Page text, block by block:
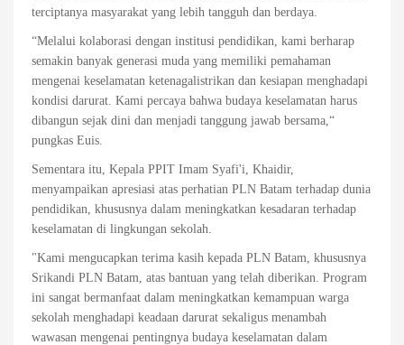
terciptanya masyarakat yang lebih tangguh dan berdaya.
“Melalui kolaborasi dengan institusi pendidikan, kami berharap
semakin banyak generasi muda yang memiliki pemahaman
mengenai keselamatan ketenagalistrikan dan kesiapan menghadapi
kondisi darurat. Kami percaya bahwa budaya keselamatan harus
dibangun sejak dini dan menjadi tanggung jawab bersama,“
pungkas Euis.
Sementara itu, Kepala PPIT Imam Syafi'i, Khaidir,
menyampaikan apresiasi atas perhatian PLN Batam terhadap dunia
pendidikan, khususnya dalam meningkatkan kesadaran terhadap
keselamatan di lingkungan sekolah.
"Kami mengucapkan terima kasih kepada PLN Batam, khususnya
Srikandi PLN Batam, atas bantuan yang telah diberikan. Program
ini sangat bermanfaat dalam meningkatkan kemampuan warga
sekolah menghadapi keadaan darurat sekaligus menambah
wawasan mengenai pentingnya budaya keselamatan dalam